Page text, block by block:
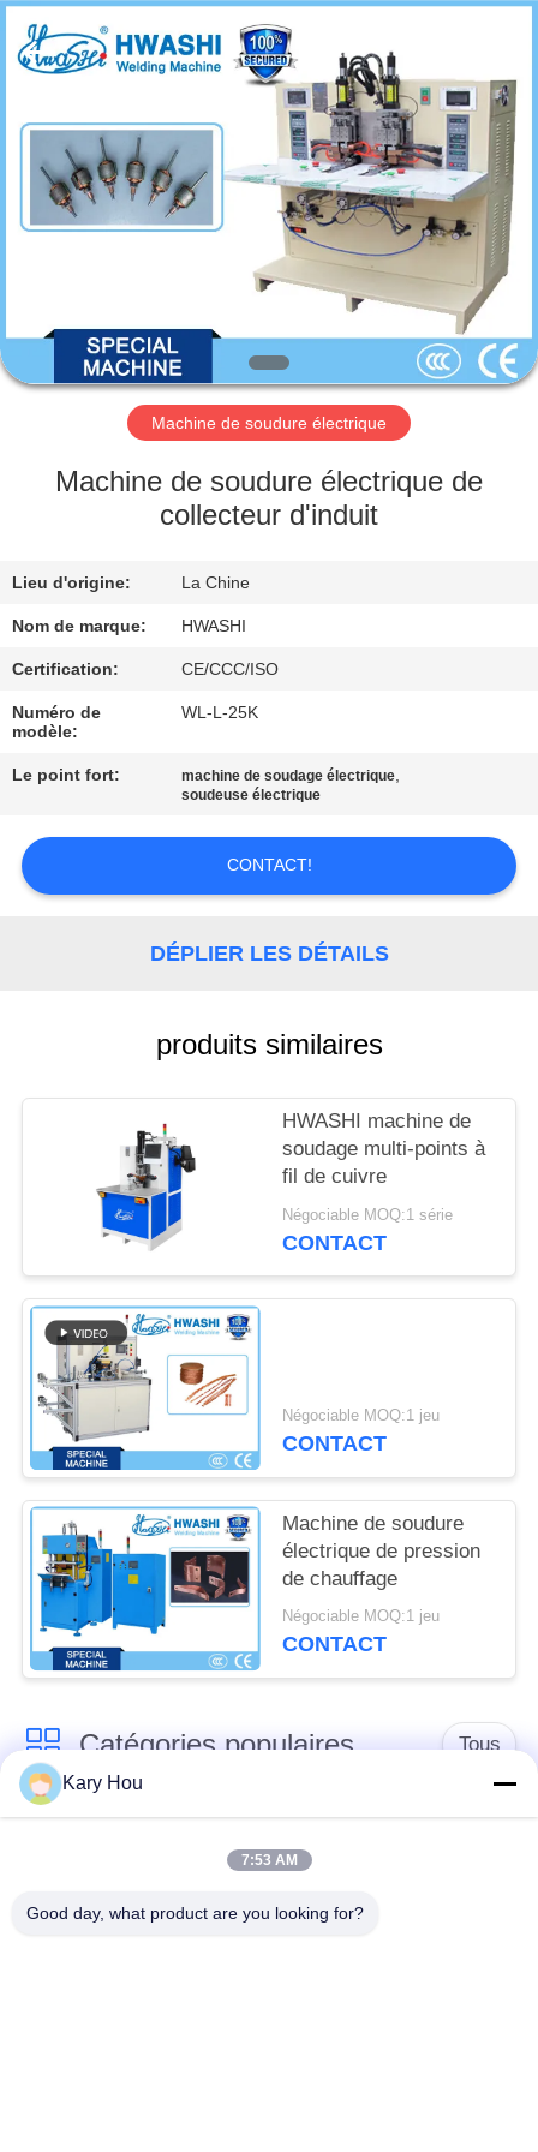
MAISON
PRODUITS
DE
NOUS
VISITE
CONTRÔLE
DE
QUALITÉ
CONTACTEZ-
NOUS
NOUVELLES
CITATION
DU
SITE
POLITIQUE
MATIÈRE
DE
PROTECTION
DE
LA
VIE
2026
GUANGDONG
HWASHI
TECHNOLOGY
INC..
Machine de soudure électrique
Machine de soudure électrique de
collecteur d'induit
Lieu d'origine: La Chine
Nom de marque: HWASHI
Certification: CE/CCC/ISO
Numéro de
modèle:
WL-L-25K
Le point fort: machine de soudage électrique,
soudeuse électrique
CONTACT!
DÉPLIER LES DÉTAILS
produits similaires
HWASHI machine de
soudage multi-points à
fil de cuivre
Négociable MOQ:1 série
CONTACT
Négociable MOQ:1 jeu
CONTACT
Machine de soudure
électrique de pression
de chauffage
Négociable MOQ:1 jeu
CONTACT
Catégories populaires Tous
Machine de soudage
Machine de soudage
de treillis métallique
machine de soudure
machine de soudure
Kary Hou
7:53 AM
Good day, what product are you looking for?